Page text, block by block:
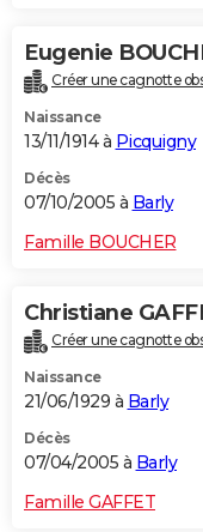
Eugenie
Créer une cagnotte
Naissance
13/11/1914 à Picquigny
Décès
07/10/2005 à Barly
Famille BOUCHER
Christiane
Créer une cagnotte
Naissance
21/06/1929 à Barly
Décès
07/04/2005 à Barly
Famille GAFFET